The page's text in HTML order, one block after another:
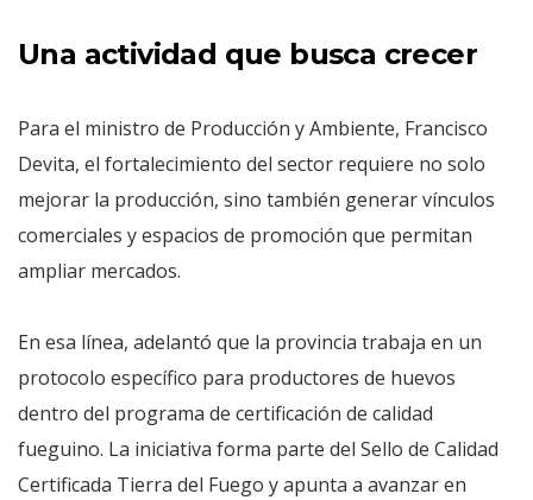
Una actividad que busca crecer
Para el ministro de Producción y Ambiente, Francisco
Devita, el fortalecimiento del sector requiere no solo
mejorar la producción, sino también generar vínculos
comerciales y espacios de promoción que permitan
ampliar mercados.
En esa línea, adelantó que la provincia trabaja en un
protocolo específico para productores de huevos
dentro del programa de certificación de calidad
fueguino. La iniciativa forma parte del Sello de Calidad
Certificada Tierra del Fuego y apunta a avanzar en